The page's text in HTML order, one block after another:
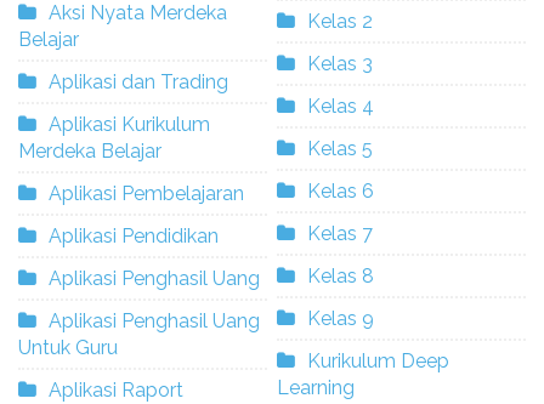
Aksi Nyata Merdeka
Belajar
Aplikasi dan Trading
Aplikasi Kurikulum
Merdeka Belajar
Aplikasi Pembelajaran
Aplikasi Pendidikan
Aplikasi Penghasil Uang
Aplikasi Penghasil Uang
Untuk Guru
Aplikasi Raport
Kelas 2
Kelas 3
Kelas 4
Kelas 5
Kelas 6
Kelas 7
Kelas 8
Kelas 9
Kurikulum Deep
Learning